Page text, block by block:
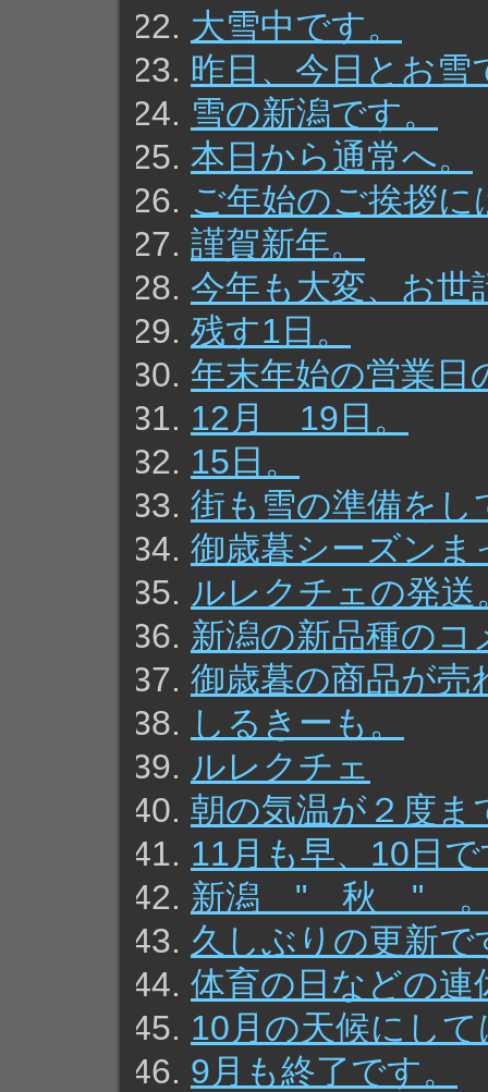
大雪中です。
昨日、今日とお雪
雪の新潟です。
本日から通常へ。
ご年始のご挨拶に
謹賀新年。
今年も大変、お世
残す1日。
年末年始の営業日
12月 19日。
15日。
街も雪の準備をし
御歳暮シーズンま
ルレクチェの発送
新潟の新品種のコ
御歳暮の商品が売
しるきーも。
ルレクチェ
朝の気温が２度
11月も早、10日
新潟 " 秋 "
久しぶりの更新で
体育の日などの連
10月の天候にし
9月も終了です。